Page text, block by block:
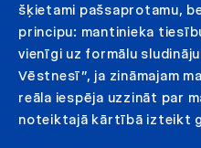
šķietami pašsaprotamu,
principu: mantinieka
vienīgi uz formālu
Vēstnesī”, ja zināmajam
reāla iespēja uzzināt par
noteiktajā kārtībā izteikt